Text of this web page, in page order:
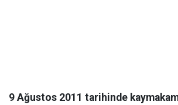
9 Ağustos 2011 tarihinde